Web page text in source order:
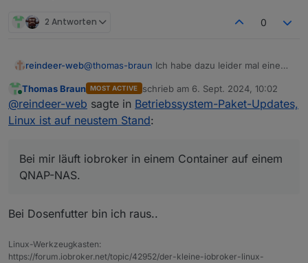
Updates installieren kann. Also setht
2 Antworten 0
reindeer-web@thomas-braun Ich habe dazu leider mal eine
Bei mir läuft iobroker in einem Container auf
einem QNAP-NAS.
Dort kann ich mich als user iobroker einloggen
Dabei werden aber nicht die Betriebssystem-
falsch?
Online
Thomas Braun MOST ACTIVE schrieb am 6. Sept. 2024, 10:02
zuletzt editiert von
@reindeer-web sagte in Betriebssystem-Paket-Updates,
Linux ist auf neustem Stand:
Bei mir läuft iobroker in einem Container auf einem
QNAP-NAS.
Bei Dosenfutter bin ich raus..
Linux-Werkzeugkasten:
https://forum.iobroker.net/topic/42952/der-kleine-iobroker-linux-